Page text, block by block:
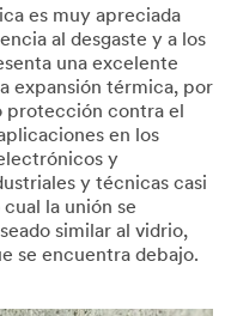
es muy apreciada
al desgaste y a los
una excelente
expansión térmica, por
protección contra el
en los
y
y técnicas casi
la unión se
similar al vidrio,
se encuentra debajo.